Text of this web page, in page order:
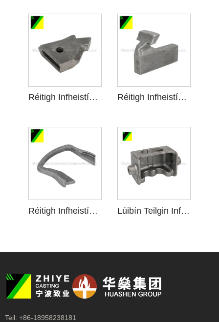
Réitigh Infheistíochta Foam Caillte do Ploughshare Réitigh Infheistíochta Foam Caillte le haghaidh Gléasanna Sonracha
Réitigh Infheistíochta Foam Caillte le haghaidh Saoráid Sonrach Lúibín Teilgin Infheistíochta Foam Caillte Iarainn Insínte
Teil: +86-18958238181